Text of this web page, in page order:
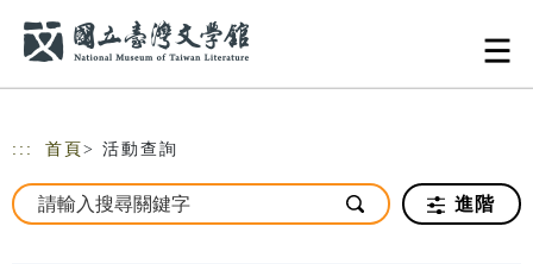
::: 首頁 > 活動查詢
進階